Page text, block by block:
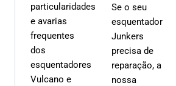
particularidades
e avarias
frequentes
dos
esquentadores
Vulcano e
Se o seu
esquentador
Junkers
precisa de
reparação, a
nossa